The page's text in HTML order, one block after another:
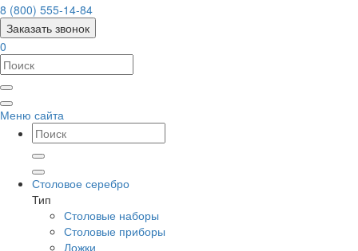
8 (800) 555-14-84
Заказать звонок
0
Меню сайта
Столовое серебро
Тип
Столовые наборы
Столовые приборы
Ложки